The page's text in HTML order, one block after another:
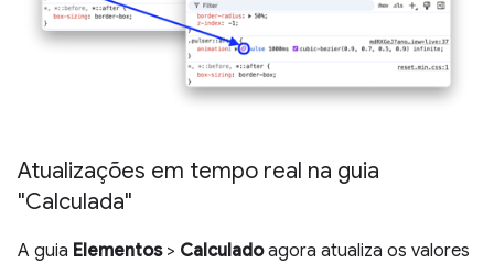
Atualizações em tempo real na guia
"Calculada"
A guia Elementos> Calculadoagora atualiza os valores